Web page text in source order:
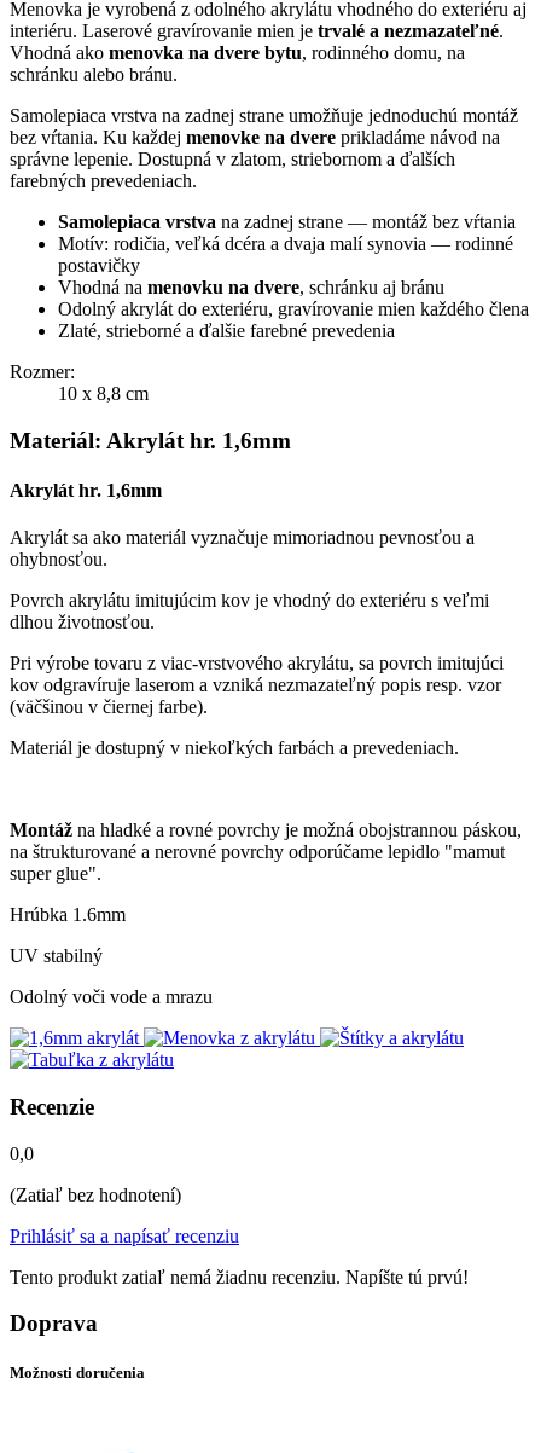
Menovka je vyrobená z odolného akrylátu vhodného do exteriéru aj
interiéru. Laserové gravírovanie mien je trvalé a nezmazateľné.
Vhodná ako menovka na dvere bytu, rodinného domu, na
schránku alebo bránu.
Samolepiaca vrstva na zadnej strane umožňuje jednoduchú montáž
bez vŕtania. Ku každej menovke na dvere prikladáme návod na
správne lepenie. Dostupná v zlatom, striebornom a ďalších
farebných prevedeniach.
Samolepiaca vrstva na zadnej strane — montáž bez vŕtania
Motív: rodičia, veľká dcéra a dvaja malí synovia — rodinné
postavičky
Vhodná na menovku na dvere, schránku aj bránu
Odolný akrylát do exteriéru, gravírovanie mien každého člena
Zlaté, strieborné a ďalšie farebné prevedenia
Rozmer:
10 x 8,8 cm
Materiál: Akrylát hr. 1,6mm
Akrylát hr. 1,6mm
Akrylát sa ako materiál vyznačuje mimoriadnou pevnosťou a
ohybnosťou.
Povrch akrylátu imitujúcim kov je vhodný do exteriéru s veľmi
dlhou životnosťou.
Pri výrobe tovaru z viac-vrstvového akrylátu, sa povrch imitujúci
kov odgravíruje laserom a vzniká nezmazateľný popis resp. vzor
(väčšinou v čiernej farbe).
Materiál je dostupný v niekoľkých farbách a prevedeniach.
Montáž na hladké a rovné povrchy je možná obojstrannou páskou,
na štrukturované a nerovné povrchy odporúčame lepidlo "mamut
super glue".
Hrúbka 1.6mm
UV stabilný
Odolný voči vode a mrazu
Recenzie
0,0
(Zatiaľ bez hodnotení)
Prihlásiť sa a napísať recenziu
Tento produkt zatiaľ nemá žiadnu recenziu. Napíšte tú prvú!
Doprava
Možnosti doručenia